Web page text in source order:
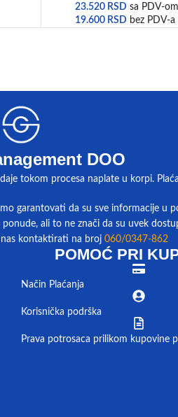
23.520 RSD sa PDV-om
19.600 RSD bez PDV-a
DOO
tokom procesa naplate u korpi.
garantovati da su sve informacije u
ali to ne znači da su uvek
kontaktirati na broj 060/0347-862
POMOĆ PRI
Način Plaćanja
Korisnička podrška
Prava potrosaca prilikom kupovine